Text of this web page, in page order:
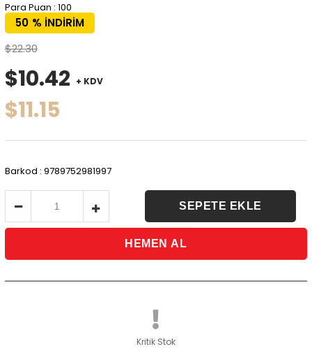
Para Puan : 100
%
50
İNDIRIM
$22.30
$10.42 + KDV
$11.15
Barkod : 9789752981997
Kritik Stok